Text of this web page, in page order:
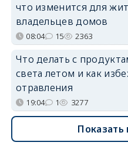
что изменится для
владельцев домов
08:04 15 2363
Что делать с
света летом и как
отравления
19:04 1 3277
Показать